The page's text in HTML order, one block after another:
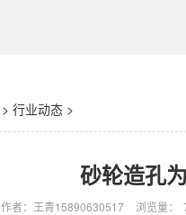
> 行业动态 >
砂轮造孔
作者：王青15890630517 浏览量：